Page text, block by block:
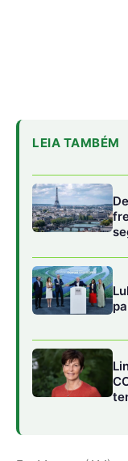
Em Manaus (AM),
defesa dos povos
comunitária. No
Atlântica
biodiversidade e
das políticas
ameaças à
A escuta seguiu
convivência com a